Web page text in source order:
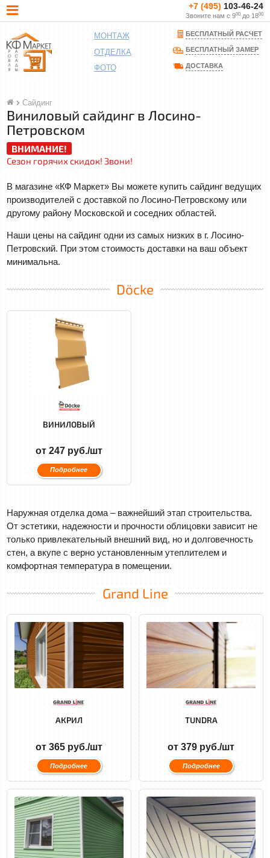
+7 (495) 103-46-24
Звоните нам с 900до 1800
МОНТАЖ
ОТДЕЛКА
ФОТО
БЕСПЛАТНЫЙ РАСЧЕТ
БЕСПЛАТНЫЙ ЗАМЕР
ДОСТАВКА
Сайдинг
Виниловый сайдинг в Лосино-
Петровском
ВНИМАНИЕ!
Сезон горячих скидок! Звони!
В магазине «КФ Маркет» Вы можете купить сайдинг ведущих
производителей с доставкой по Лосино-Петровскому или
другому району Московской и соседних областей.
Наши цены на сайдинг одни из самых низких в г. Лосино-
Петровский. При этом стоимость доставки на ваш объект
минимальна.
Döcke
ВИНИЛОВЫЙ
от 247 руб./шт
Подробнее
Наружная отделка дома – важнейший этап строительства.
От эстетики, надежности и прочности облицовки зависит не
только привлекательный внешний вид, но и долговечность
стен, а вкупе с верно установленным утеплителем и
комфортная температура в помещении.
Grand Line
АКРИЛ
от 365 руб./шт
Подробнее
TUNDRA
от 379 руб./шт
Подробнее